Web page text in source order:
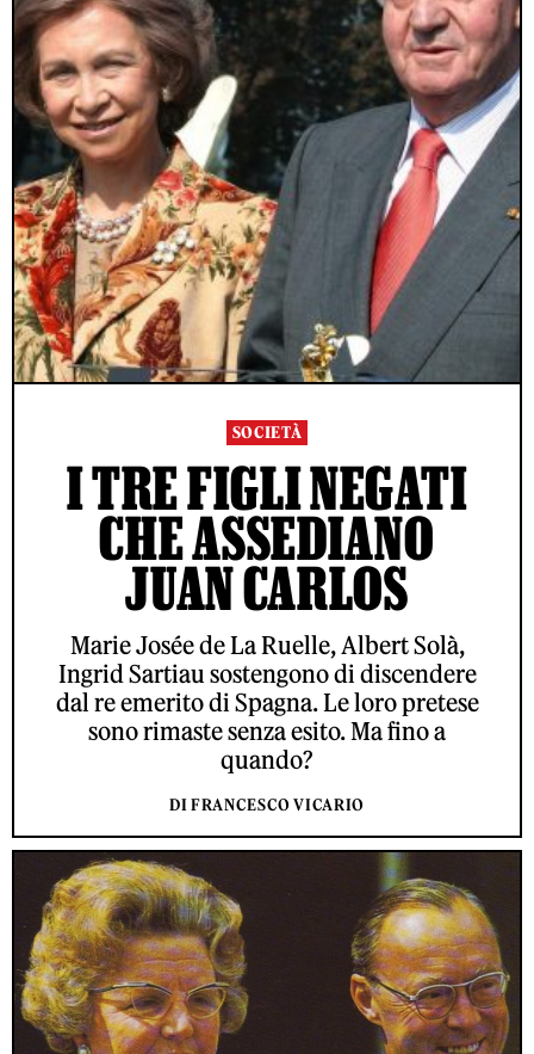
SOCIETÀ
I TRE FIGLI NEGATI
CHE ASSEDIANO
JUAN CARLOS
Marie Josée de La Ruelle, Albert Solà,
Ingrid Sartiau sostengono di discendere
dal re emerito di Spagna. Le loro pretese
sono rimaste senza esito. Ma fino a
quando?
DI FRANCESCO VICARIO